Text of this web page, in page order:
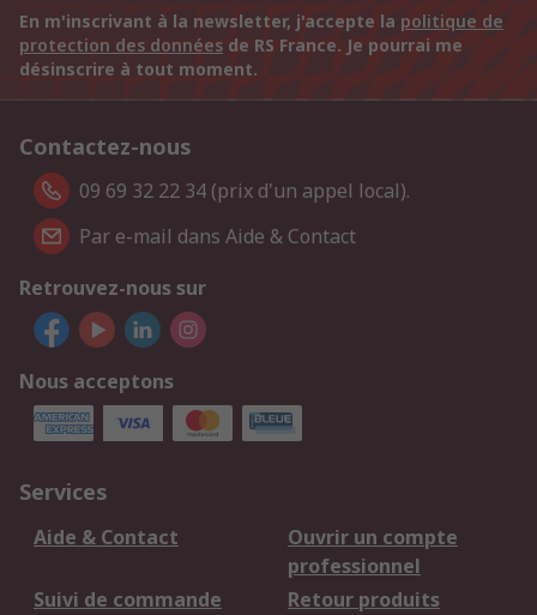
En m'inscrivant à la newsletter, j'accepte la politique de
protection des données de RS France. Je pourrai me
désinscrire à tout moment.
Contactez-nous
09 69 32 22 34 (prix d'un appel local).
Par e-mail dans Aide & Contact
Retrouvez-nous sur
Nous acceptons
Services
Aide & Contact
Ouvrir un compte
professionnel
Suivi de commande
Retour produits